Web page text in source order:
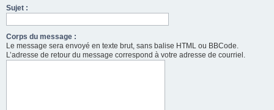
Sujet :
Corps du message :
Le message sera envoyé en texte brut, sans balise HTML ou BBCode.
L’adresse de retour du message correspond à votre adresse de courriel.